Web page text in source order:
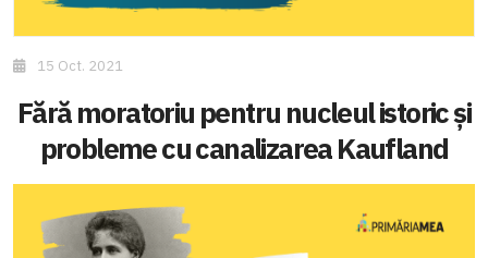
15 Oct. 2021
Fără moratoriu pentru nucleul istoric și
probleme cu canalizarea Kaufland